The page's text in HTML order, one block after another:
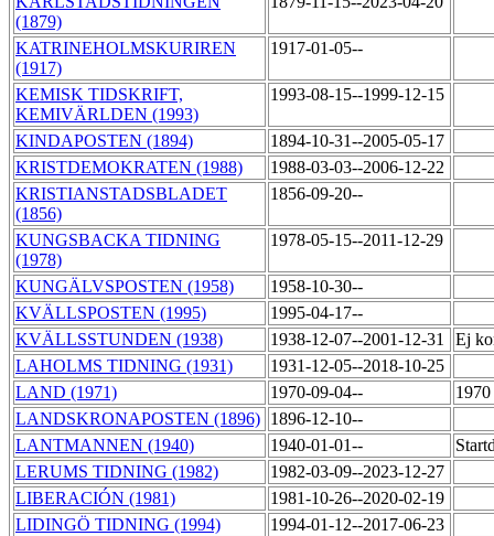
(1879)
KATRINEHOLMSKURIREN
(1917)
1917-01-05--
KEMISK TIDSKRIFT,
KEMIVÄRLDEN (1993)
1993-08-15--1999-12-15
KINDAPOSTEN (1894)
1894-10-31--2005-05-17
KRISTDEMOKRATEN (1988)
1988-03-03--2006-12-22
KRISTIANSTADSBLADET
(1856)
1856-09-20--
KUNGSBACKA TIDNING
(1978)
1978-05-15--2011-12-29
KUNGÄLVSPOSTEN (1958)
1958-10-30--
KVÄLLSPOSTEN (1995)
1995-04-17--
KVÄLLSSTUNDEN (1938)
1938-12-07--2001-12-31
Ej
LAHOLMS TIDNING (1931)
1931-12-05--2018-10-25
LAND (1971)
1970-09-04--
LANDSKRONAPOSTEN (1896) 1896-12-10--
LANTMANNEN (1940)
1940-01-01--
LERUMS TIDNING (1982)
1982-03-09--2023-12-27
LIBERACIÓN (1981)
1981-10-26--2020-02-19
LIDINGÖ TIDNING (1994)
1994-01-12--2017-06-23